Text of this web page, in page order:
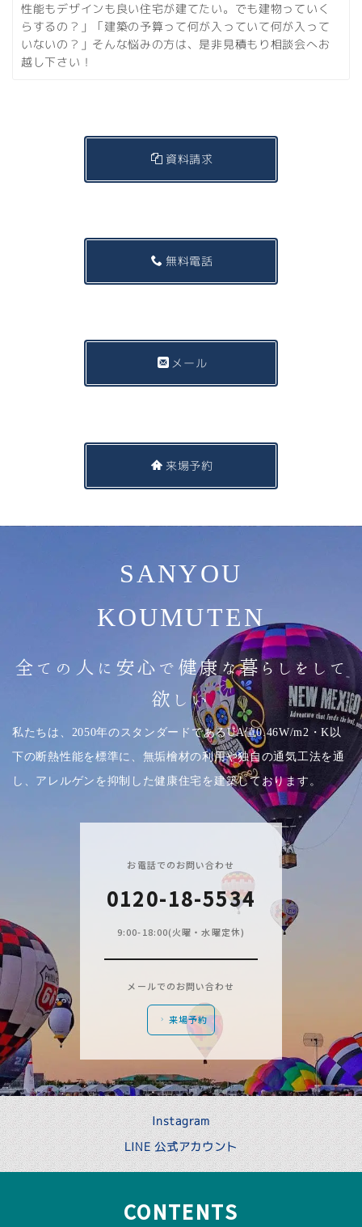
性能もデザインも良い住宅が建てたい。でも建物っていく
らするの？」「建築の予算って何が入っていて何が入って
いないの？」そんな悩みの方は、是非見積もり相談会へお
越し下さい！
資料請求
無料電話
メール
来場予約
SANYOU
KOUMUTEN
全ての人に安心で健康な暮らしをして
欲しい
私たちは、2050年のスタンダードであるUA値0.46W/m2・K以
下の断熱性能を標準に、無垢檜材の利用や独自の通気工法を通
し、アレルゲンを抑制した健康住宅を建築しております。
お電話でのお問い合わせ
0120-18-5534
9:00-18:00(火曜・水曜定休)
メールでのお問い合わせ
来場予約
Instagram
LINE 公式アカウント
CONTENTS